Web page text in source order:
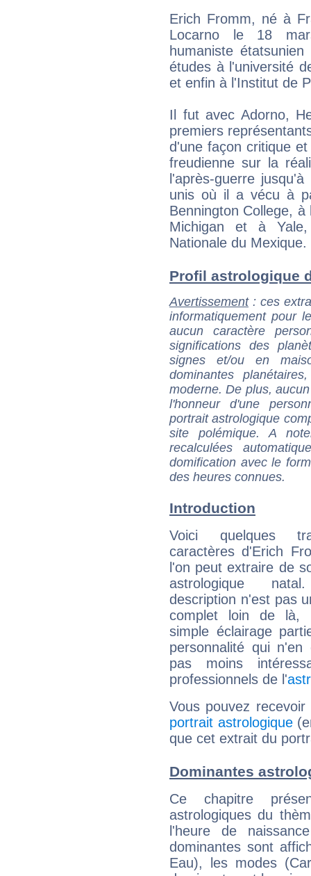
Erich Fromm, né à
Locarno le 18
humaniste
études à l'université
et enfin à l'Institut de
Il fut avec Adorno,
premiers
d'une façon critique
freudienne sur la
l'après-guerre
unis où il a vécu à
Bennington College,
Michigan et à
Nationale du Mexique.
Profil astrologique
Avertissement: ces
informatiquement pour
aucun caractère
significations des
signes et/ou en
dominantes
moderne. De plus,
l'honneur d'une
portrait astrologique
site polémique. A
recalculées
domification avec le
des heures connues.
Introduction
Voici quelques
caractères d'Erich
l'on peut extraire de
astrologique
description n'est pas
complet loin de là,
simple éclairage
personnalité qui n'en
pas moins
professionnels de l'
Vous pouvez
portrait astrologique
que cet extrait du
Dominantes
Ce chapitre
astrologiques du
l'heure de
dominantes sont
Eau), les modes